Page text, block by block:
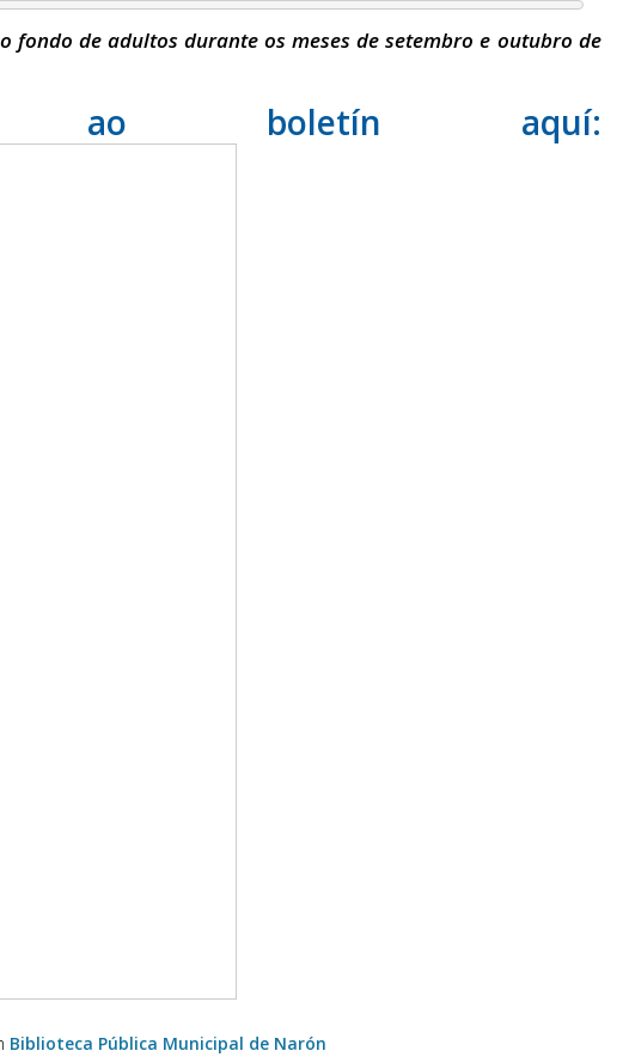
de adultos durante os meses de setembro e outubro de
ao boletín aquí:
Biblioteca Pública Municipal de Narón